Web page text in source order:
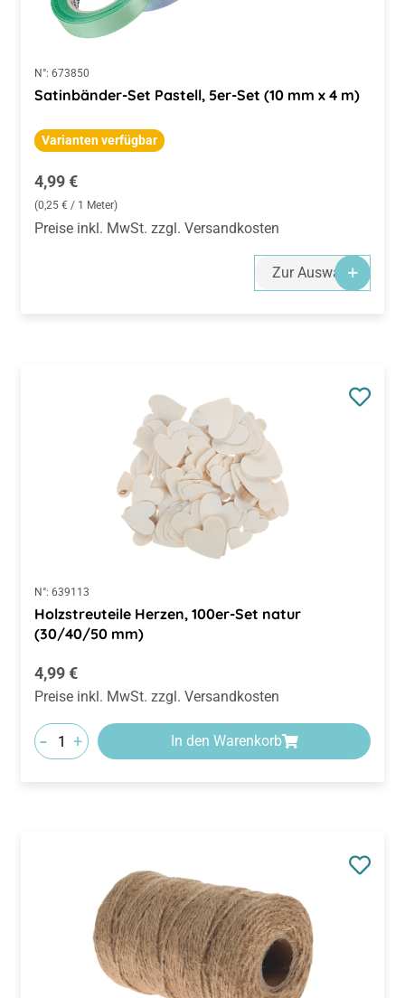
N°: 673850
Satinbänder-Set Pastell, 5er-Set (10 mm x 4 m)
Varianten verfügbar
Regulärer Preis:
4,99 €
(0,25 € / 1 Meter)
Preise inkl. MwSt. zzgl. Versandkosten
Zur Auswahl
N°: 639113
Holzstreuteile Herzen, 100er-Set natur
(30/40/50 mm)
Regulärer Preis:
4,99 €
Preise inkl. MwSt. zzgl. Versandkosten
- + In den Warenkorb